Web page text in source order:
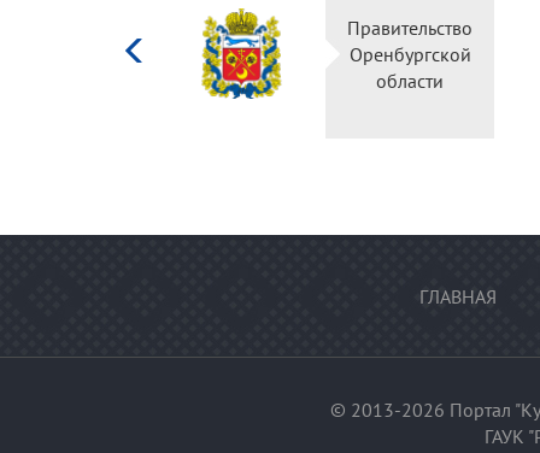
Министерство
культуры
Российской
федерации
ГЛАВНАЯ
© 2013-2026 Портал
ГАУК